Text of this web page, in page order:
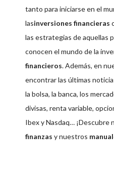
tanto para iniciarse en el
lasinversiones financieras
las estrategias de aquellas
conocen el mundo de la
financieros. Además, en
encontrar las últimas
la bolsa, la banca, los
divisas, renta variable,
Ibex y Nasdaq… ¡Descubre
finanzas y nuestros